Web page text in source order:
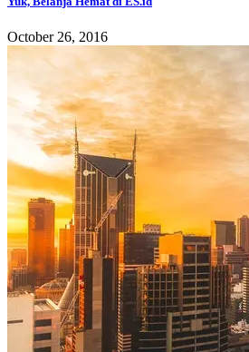
October 26, 2016